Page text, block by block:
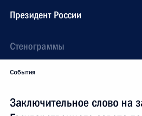
Президент России
Стенограммы
События
Заключительное слово на